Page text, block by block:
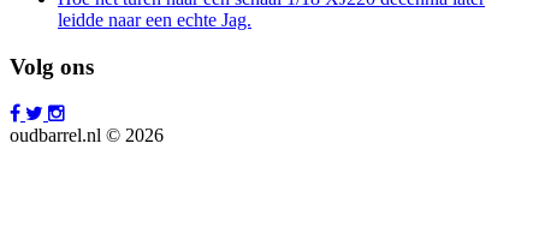
leidde naar een echte Jag.
Volg ons
oudbarrel.nl © 2026